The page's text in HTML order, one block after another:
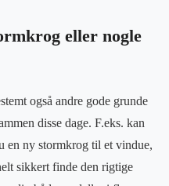
eller nogle
også andre gode grunde
disse dage. F.eks. kan
en ny stormkrog til et vindue,
sikkert finde den rigtige